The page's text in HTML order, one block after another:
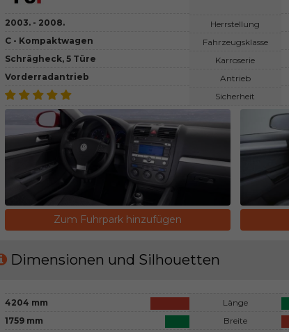
2003. - 2008.
C - Kompaktwagen
Schrägheck, 5 Türe
Vorderradantrieb
Herrstellung
Fahrzeugsklasse
Karroserie
Antrieb
Sicherheit
Zum Fuhrpark hinzufügen
Dimensionen und Silhouetten
4204 mm
1759 mm
Länge
Breite